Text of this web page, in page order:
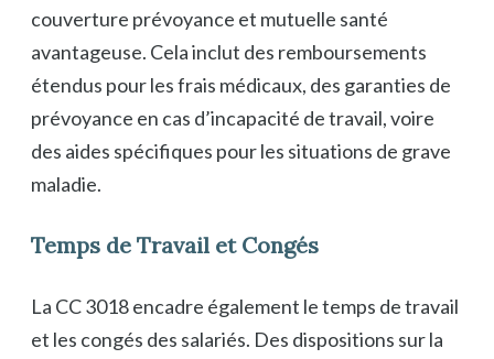
couverture prévoyance et mutuelle santé
avantageuse. Cela inclut des remboursements
étendus pour les frais médicaux, des garanties de
prévoyance en cas d’incapacité de travail, voire
des aides spécifiques pour les situations de grave
maladie.
Temps de Travail et Congés
La CC 3018 encadre également le temps de travail
et les congés des salariés. Des dispositions sur la